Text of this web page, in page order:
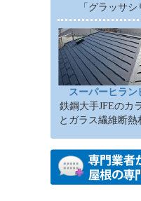
「グラッサシ
スーパーヒラン
鉄鋼大手JFEのカ
とガラス繊維断熱